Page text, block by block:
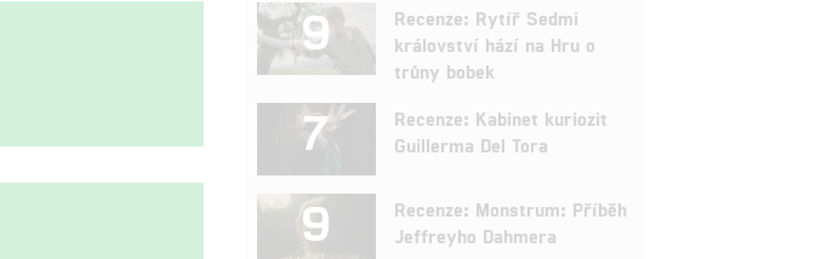
9
Recenze: Rytíř Sedmi
království hází na Hru o
trůny bobek
7
Recenze: Kabinet kuriozit
Guillerma Del Tora
9
Recenze: Monstrum: Příběh
Jeffreyho Dahmera